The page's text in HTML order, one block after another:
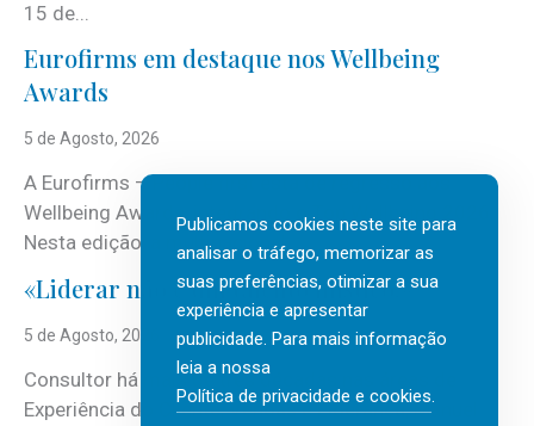
15 de...
Eurofirms em destaque nos Wellbeing
Awards
5 de Agosto, 2026
A Eurofirms – People first está de regresso aos
Wellbeing Awards, integrando o Top Wellbeing 2026.
Nesta edição, a multinacional...
«Liderar não é um talento místico.»
5 de Agosto, 2026
Consultor há mais de três décadas nas áreas de
Experiência do Cliente, Vendas e Liderança, Manuel
Publicamos cookies neste site para
analisar o tráfego, memorizar as
suas preferências, otimizar a sua
experiência e apresentar
publicidade. Para mais informação
leia a nossa
Política de privacidade e cookies.